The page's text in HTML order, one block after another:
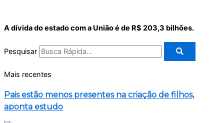
A dívida do estado com a União é de R$ 203,3 bilhões.
Pesquisar
Mais recentes
Pais estão menos presentes na criação de filhos,
aponta estudo